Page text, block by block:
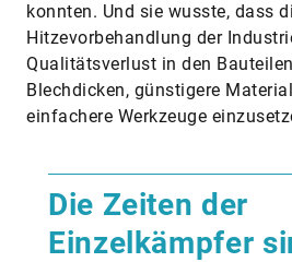
konnten. Und sie wusste, dass
Hitzevorbehandlung der
Qualitätsverlust in den
Blechdicken, günstigere
einfachere Werkzeuge
Die Zeiten der
Einzelkämpfer